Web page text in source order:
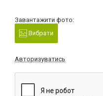
Завантажити фото:
Вибрати
Авторизуватись